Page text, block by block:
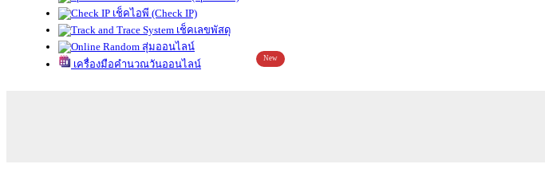
เช็คไอพี (Check IP)
เช็คเลขพัสดุ
สุ่มออนไลน์
เครื่องมือคำนวณวันออนไลน์
New